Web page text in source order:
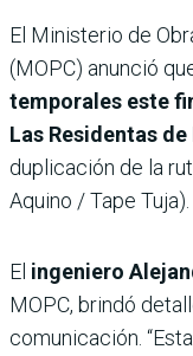
El Ministerio de
(MOPC) anunció
temporales este
Las Residentas de
duplicación de la
Aquino / Tape Tuja).
El ingeniero
MOPC, brindó
comunicación.